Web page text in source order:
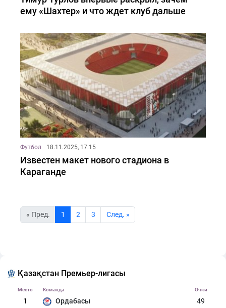
ему «Шахтер» и что ждет клуб дальше
Футбол 18.11.2025, 17:15
Известен макет нового стадиона в
Караганде
« Пред. 1 2 3 Cлед. »
Қазақстан Премьер-лигасы
Место Команда Очки
1 Ордабасы
49